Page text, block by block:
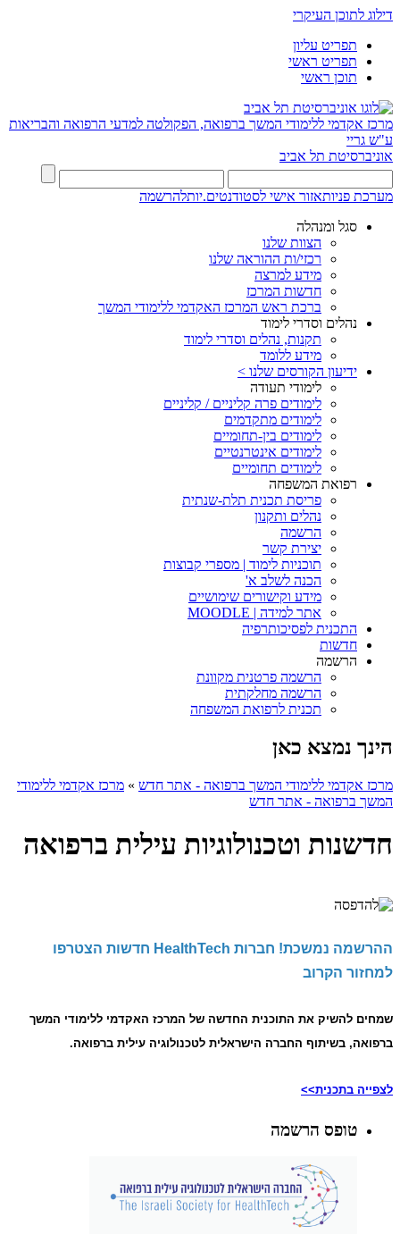
דילוג לתוכן העיקרי
תפריט עליון
תפריט ראשי
תוכן ראשי
מרכז אקדמי ללימודי המשך ברפואה, הפקולטה למדעי הרפואה והבריאות
ע"ש גריי
אוניברסיטת תל אביב
מערכת פניותאזור אישי לסטודנטים.יותלהרשמה
סגל ומנהלה
הצוות שלנו
רכזי/ות ההוראה שלנו
מידע למרצה
חדשות המרכז
ברכת ראש המרכז האקדמי ללימודי המשך
נהלים וסדרי לימוד
תקנות, נהלים וסדרי לימוד
מידע ללומד
ידיעון הקורסים שלנו >
לימודי תעודה
לימודים פרה קליניים / קליניים
לימודים מתקדמים
לימודים בין-תחומיים
לימודים אינטרנטיים
לימודים תחומיים
רפואת המשפחה
פריסת תכנית תלת-שנתית
נהלים ותקנון
הרשמה
יצירת קשר
תוכניות לימוד | מספרי קבוצות
הכנה לשלב א'
מידע וקישורים שימושיים
אתר למידה | MOODLE
התכנית לפסיכותרפיה
חדשות
הרשמה
הרשמה פרטנית מקוונת
הרשמה מחלקתית
תכנית לרפואת המשפחה
הינך נמצא כאן
מרכז אקדמי ללימודי המשך ברפואה - אתר חדש » מרכז אקדמי ללימודי
המשך ברפואה - אתר חדש
חדשנות וטכנולוגיות עילית ברפואה
ההרשמה נמשכת! חברות HealthTech חדשות הצטרפו
למחזור הקרוב
שמחים להשיק את התוכנית החדשה של המרכז האקדמי ללימודי המשך
ברפואה, בשיתוף החברה הישראלית לטכנולוגיה עילית ברפואה.
לצפייה בתכנית>>
טופס הרשמה